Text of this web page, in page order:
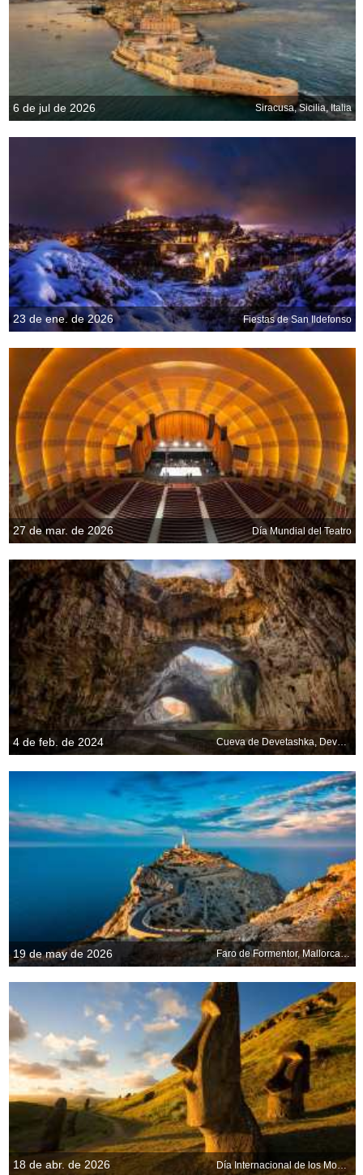
6 de jul de 2026 Siracusa, Sicilia, Italia
23 de ene. de 2026 Fiestas de San Ildefonso
27 de mar. de 2026 Día Mundial del Teatro
4 de feb. de 2024 Cueva de Devetashka, Devetaki, Bulgaria
19 de may de 2026 Faro de Formentor, Mallorca, Islas Baleares
18 de abr. de 2026 Día Internacional de los Monumentos y Sitios